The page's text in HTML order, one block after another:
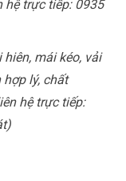
hệ trực tiếp: 0935
mái kéo, vải
lý, chất
hệ trực tiếp: